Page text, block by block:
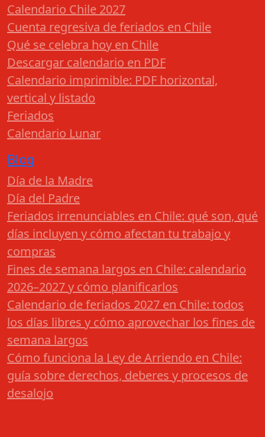
Calendario Chile 2027
Cuenta regresiva de feriados en Chile
Qué se celebra hoy en Chile
Descargar calendario en PDF
Calendario imprimible: PDF horizontal,
vertical y listado
Feriados
Calendario Lunar
Blog
Día de la Madre
Día del Padre
Feriados irrenunciables en Chile: qué son, qué
días incluyen y cómo afectan tu trabajo y
compras
Fines de semana largos en Chile: calendario
2026–2027 y cómo planificarlos
Calendario de feriados 2027 en Chile: todos
los días libres y cómo aprovechar los fines de
semana largos
Cómo funciona la Ley de Arriendo en Chile:
guía sobre derechos, deberes y procesos de
desalojo